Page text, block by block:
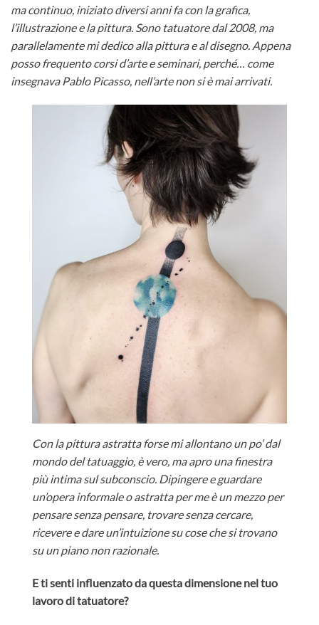
ma continuo, iniziato diversi anni fa con la grafica,
l’illustrazione e la pittura. Sono tatuatore dal 2008, ma
parallelamente mi dedico alla pittura e al disegno. Appena
posso frequento corsi d’arte e seminari, perché… come
insegnava Pablo Picasso, nell’arte non si è mai arrivati.
Con la pittura astratta forse mi allontano un po’ dal
mondo del tatuaggio, è vero, ma apro una finestra
più intima sul subconscio. Dipingere e guardare
un’opera informale o astratta per me è un mezzo per
pensare senza pensare, trovare senza cercare,
ricevere e dare un’intuizione su cose che si trovano
su un piano non razionale.
E ti senti influenzato da questa dimensione nel tuo
lavoro di tatuatore?